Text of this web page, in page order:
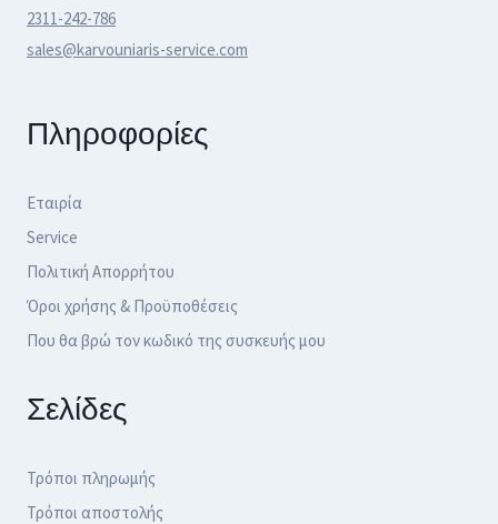
2311-242-786
sales@karvouniaris-service.com
Πληροφορίες
Εταιρία
Service
Πολιτική Απορρήτου
Όροι χρήσης & Προϋποθέσεις
Που θα βρώ τον κωδικό της συσκευής μου
Σελίδες
Τρόποι πληρωμής
Τρόποι αποστολής